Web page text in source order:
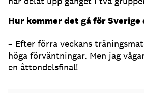
Hur kommer det gå för Sverige
– Efter förra veckans
höga förväntningar. Men jag
en åttondelsfinal!